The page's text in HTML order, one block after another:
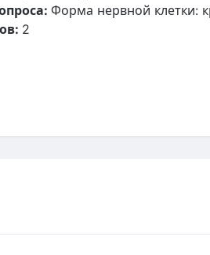
Форма нервной клетки:
2